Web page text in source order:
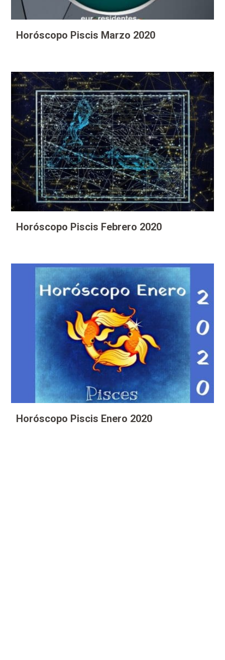
Horóscopo Piscis Marzo 2020
Horóscopo Piscis Febrero 2020
Horóscopo Piscis Enero 2020